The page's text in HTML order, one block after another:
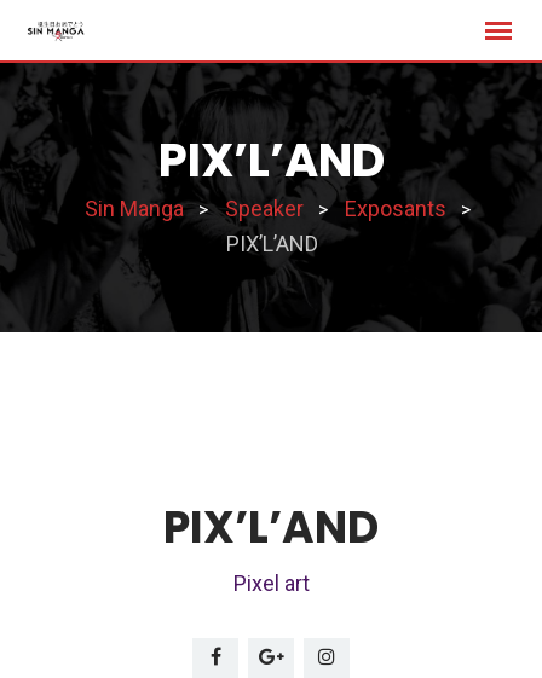
content
PIX’L’AND
Sin Manga > Speaker > Exposants >
PIX’L’AND
PIX’L’AND
Pixel art